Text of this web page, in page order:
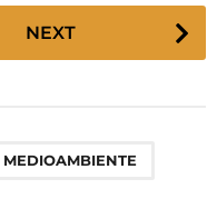
NEXT
MEDIOAMBIENTE